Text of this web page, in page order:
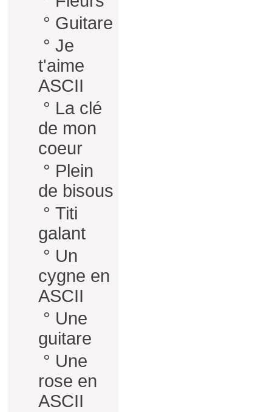
° Guitare
° Je
t'aime
ASCII
° La clé
de mon
coeur
° Plein
de bisous
° Titi
galant
° Un
cygne en
ASCII
° Une
guitare
° Une
rose en
ASCII